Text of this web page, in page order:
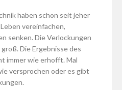
haben schon seit jeher
vereinfachen,
senken. Die Verlockungen
Die Ergebnisse des
immer wie erhofft. Mal
versprochen oder es gibt